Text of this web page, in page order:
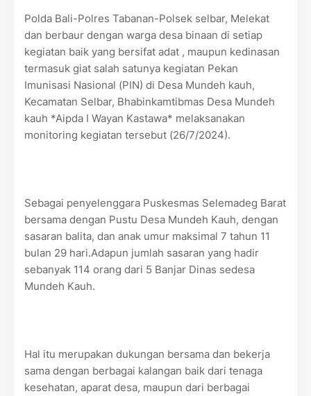
Polda Bali-Polres Tabanan-Polsek selbar, Melekat
dan berbaur dengan warga desa binaan di setiap
kegiatan baik yang bersifat adat , maupun kedinasan
termasuk giat salah satunya kegiatan Pekan
Imunisasi Nasional (PIN) di Desa Mundeh kauh,
Kecamatan Selbar, Bhabinkamtibmas Desa Mundeh
kauh *Aipda I Wayan Kastawa* melaksanakan
monitoring kegiatan tersebut (26/7/2024).
Sebagai penyelenggara Puskesmas Selemadeg Barat
bersama dengan Pustu Desa Mundeh Kauh, dengan
sasaran balita, dan anak umur maksimal 7 tahun 11
bulan 29 hari.Adapun jumlah sasaran yang hadir
sebanyak 114 orang dari 5 Banjar Dinas sedesa
Mundeh Kauh.
Hal itu merupakan dukungan bersama dan bekerja
sama dengan berbagai kalangan baik dari tenaga
kesehatan, aparat desa, maupun dari berbagai